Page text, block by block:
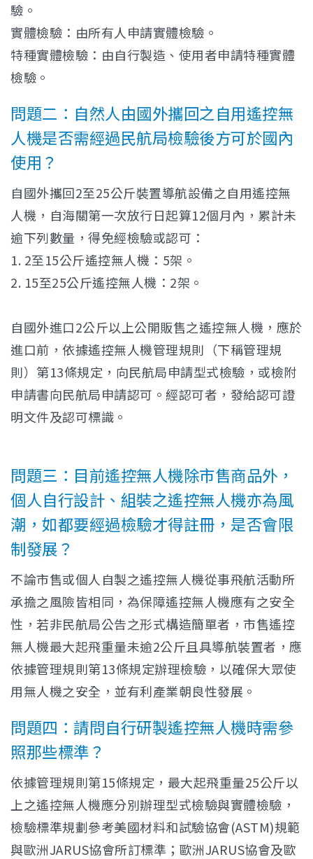
驗。
實體檢驗：由所有人申請實體檢驗。
特種實體檢驗：由自行製造、使用者申請特種實體
檢驗。
問題二：自然人由國外攜回之自用遙控無
人機是否需經過民航局檢驗後方可於國內
使用？
自國外攜回2至25公斤裝置導航設備之自用遙控無
人機，自海關第一次放行日起算12個月內，累計未
逾下列數量，得免經檢驗或認可：
1. 2至15公斤遙控無人機：5架。
2. 15至25公斤遙控無人機：2架。
自國外進口2公斤以上公開販售之遙控無人機，應於
進口前，依據遙控無人機管理規則（下稱管理規
則）第13條規定，向民航局申請型式檢驗，或檢附
申請書向民航局申請認可。經認可者，發給認可證
明文件及認可標識。
問題三：目前遙控無人機除市售商品外，
個人自行設計、組裝之遙控無人機亦為風
潮，如都要經過檢驗才得註冊，是否會限
制發展？
不論市售或個人自製之遙控無人機從事飛航活動所
承擔之風險皆相同，為保障遙控無人機應有之安全
性，若非民航局公告之形式構造簡單者，市售遙控
無人機最大起飛重量未逾2公斤且具導航裝置者，應
依據管理規則第13條規定辦理檢驗，以確保大眾使
用無人機之安全，並有利產業朝良性發展。
問題四：請問自行研製遙控無人機時需參
照那些標準？
依據管理規則第15條規定，最大起飛重量25公斤以
上之遙控無人機應分別辦理型式檢驗與實體檢驗，
檢驗標準規劃參考美國材料和試驗協會(ASTM)規範
與歐洲JARUS協會所訂標準；歐洲JARUS協會及歐